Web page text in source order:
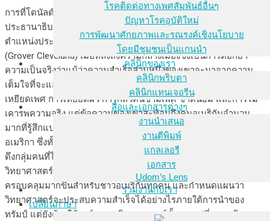
โรคติดต่อทางเพศสัมพันธ์อื่นๆ
ปัญหาโรคอุบัติใหม่
การพัฒนาศักยภาพและรณรงค์เชิงนโยบาย
โดยมีชุมชนเป็นแกนนำ
คลินิกของเรา
คลินิกพริบตา
คลินิกแทนเจอรีน
สื่อและเอกสารต่างๆ
งานนำเสนอ
งานตีพิมพ์
แกลเลอรี
เอกสาร
Udom’s Lens
ร่วมงานกับเรา
เปลี่ยนภาษา
การที่โดนัลด์ ทรัมป์ (Donald Trump) ได้รับเลือกให้ดำรงตำแหน่ง
ประธานาธิบดีสหรัฐเป็นสมัยที่สองที่ไม่ติดต่อกันสะท้อนถึงการดำรง
ตำแหน่งประธานาธิบดีสมัยที่ 22 และ 24 ของโกรเวอร์ คลีฟแลนด์
(Grover Cleveland) เมื่อหลังสงครามกลางเมืองซึ่งเป็นการตอกย้ำ
ความเป็นจริงว่าแม้ว่าความสำเร็จส่วนหนึ่งของเขาจะมาจากความ
เต็มใจที่จะแสวงหาประโยชน์จากความรังเกียจกลัวคนต่างชาติ การ
เหยียดเพศ การเหยียดผิว การกลัวคนข้ามเพศ ชาตินิยม และการไม่
เคารพความจริง แต่ข้อความของเขาสะท้อนถึงคนอเมริกันจำนวน
มากที่รู้สึกแปลกแยกจากสถาบันของรัฐบาล สังคม และเศรษฐกิจของ
อเมริกา ซึ่งทั้งนี้รวมถึงวิทยาศาสตร์และการศึกษาระดับสูง การที่จะ
ดึงกลุ่มคนที่ไม่พอใจนี้กลับคืนมาได้จำเป็นต้องให้ผู้นำด้าน
วิทยาศาสตร์ส่งเสริมและสนับสนุนภูมิทัศน์ทางวิทยาศาสตร์ที่
ครอบคลุมมากขึ้นสำหรับชาวอเมริกันทุกคน และกำหนดแผนว่า
วิทยาศาสตร์จะประสบความสำเร็จได้อย่างไรภายใต้การนำของ
ทรัมป์ แต่ยังต้องให้องค์กรทางวิทยาศาสตร์ทั้งหมดเปลี่ยนพฤติกรรม